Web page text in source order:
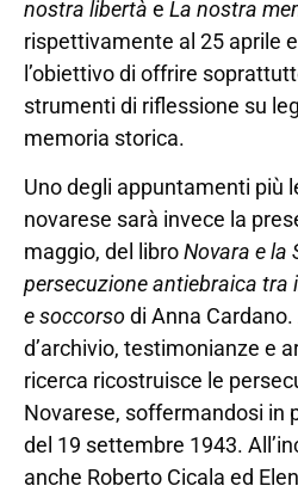
nostra libertà e La nostra
rispettivamente al 25 aprile
l’obiettivo di offrire
strumenti di riflessione su
memoria storica.
Uno degli appuntamenti più
novarese sarà invece la
maggio, del libroNovara e la
persecuzione antiebraica tra
e soccorsodi Anna
d’archivio, testimonianze e
ricerca ricostruisce le
Novarese, soffermandosi in
del 19 settembre 1943.
anche Roberto Cicala ed